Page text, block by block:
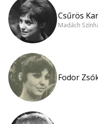
Csűrös
Madách
Fodor